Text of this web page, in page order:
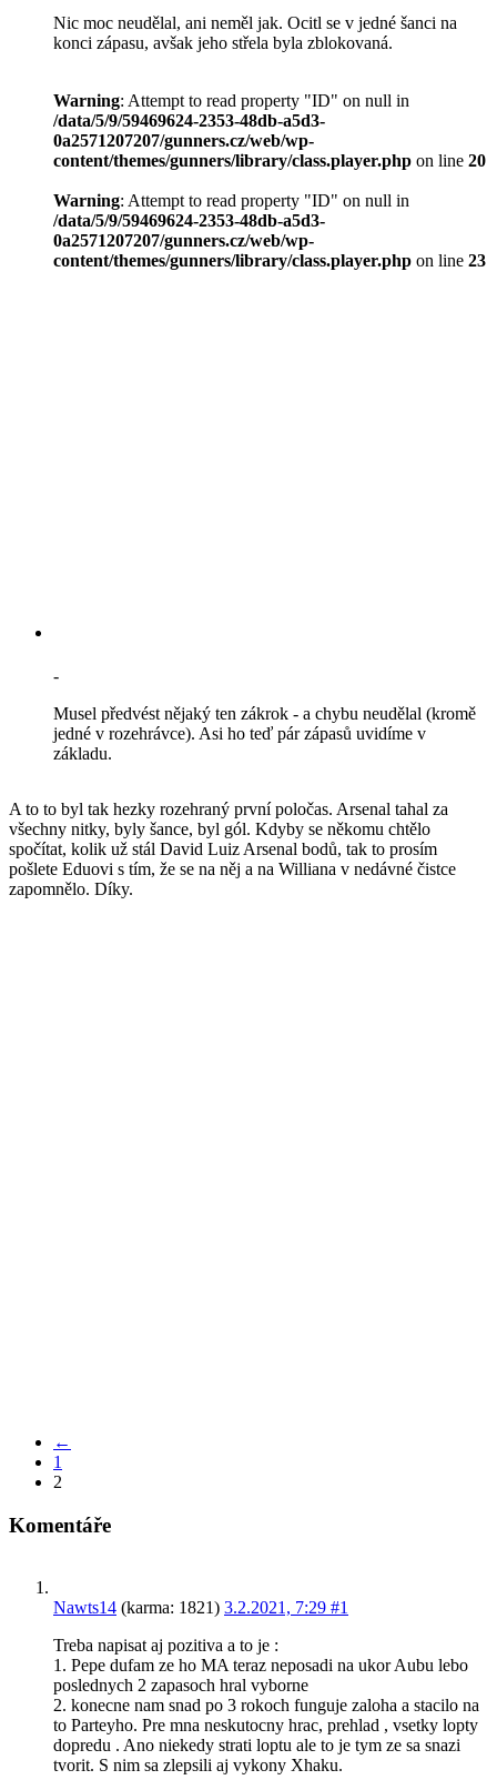
Nic moc neudělal, ani neměl jak. Ocitl se v jedné šanci na
konci zápasu, avšak jeho střela byla zblokovaná.
Warning: Attempt to read property "ID" on null in
/data/5/9/59469624-2353-48db-a5d3-
0a2571207207/gunners.cz/web/wp-
content/themes/gunners/library/class.player.php on line 20
Warning: Attempt to read property "ID" on null in
/data/5/9/59469624-2353-48db-a5d3-
0a2571207207/gunners.cz/web/wp-
content/themes/gunners/library/class.player.php on line 23
-
Musel předvést nějaký ten zákrok - a chybu neudělal (kromě
jedné v rozehrávce). Asi ho teď pár zápasů uvidíme v
základu.
A to to byl tak hezky rozehraný první poločas. Arsenal tahal za
všechny nitky, byly šance, byl gól. Kdyby se někomu chtělo
spočítat, kolik už stál David Luiz Arsenal bodů, tak to prosím
pošlete Eduovi s tím, že se na něj a na Williana v nedávné čistce
zapomnělo. Díky.
←
1
2
Komentáře
Nawts14 (karma: 1821) 3.2.2021, 7:29 #1
Treba napisat aj pozitiva a to je :
1. Pepe dufam ze ho MA teraz neposadi na ukor Aubu lebo
poslednych 2 zapasoch hral vyborne
2. konecne nam snad po 3 rokoch funguje zaloha a stacilo na
to Parteyho. Pre mna neskutocny hrac, prehlad , vsetky lopty
dopredu . Ano niekedy strati loptu ale to je tym ze sa snazi
tvorit. S nim sa zlepsili aj vykony Xhaku.